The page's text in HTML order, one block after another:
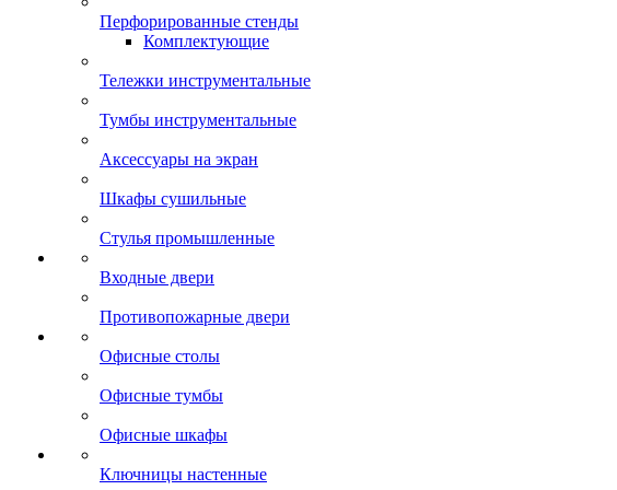
Перфорированные стенды
Комплектующие
Тележки инструментальные
Тумбы инструментальные
Аксессуары на экран
Шкафы сушильные
Стулья промышленные
Входные двери
Противопожарные двери
Офисные столы
Офисные тумбы
Офисные шкафы
Ключницы настенные